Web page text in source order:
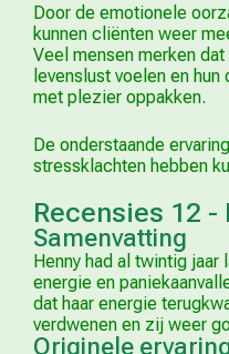
Door de emotionele
kunnen cliënten weer
Veel mensen merken
levenslust voelen en
met plezier oppakken.
De onderstaande
stressklachten hebben
Recensies 12 -
Samenvatting
Henny had al twintig
energie en
dat haar energie
verdwenen en zij weer
Originele